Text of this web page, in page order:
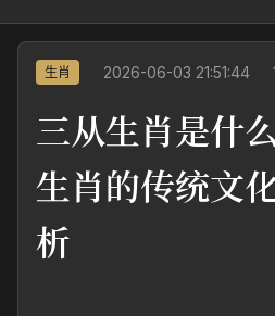
生肖 2026-06-03 21:51:44
三从生肖是什
生肖的传统文
析